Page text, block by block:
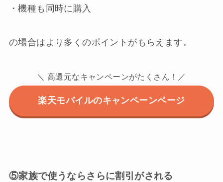
・機種も同時に購入
の場合はより多くのポイントがもらえます。
＼ 高還元なキャンペーンがたくさん！／
楽天モバイルのキャンペーンページ
⑤家族で使うならさらに割引がされる